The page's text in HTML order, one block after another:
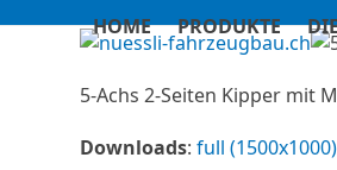
HOME PRODUKTE
5-Achs 2-Seiten Kipper mit
Downloads:full (1500x1000)